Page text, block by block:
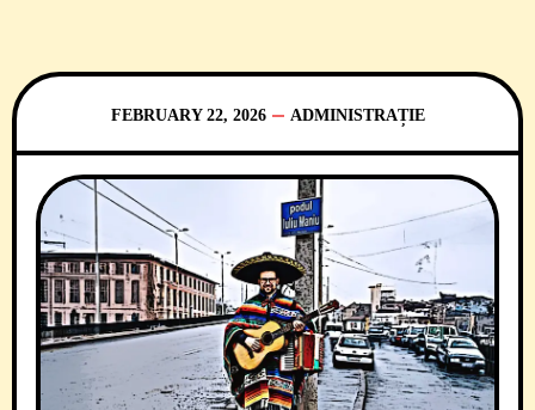
FEBRUARY 22, 2026 ADMINISTRAȚIE